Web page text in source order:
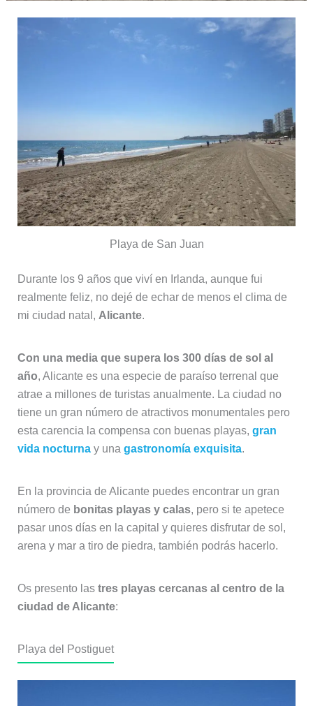
Playa de San Juan
Durante los 9 años que viví en Irlanda, aunque fui
realmente feliz, no dejé de echar de menos el clima de
mi ciudad natal, Alicante.
Con una media que supera los 300 días de sol al
año, Alicante es una especie de paraíso terrenal que
atrae a millones de turistas anualmente. La ciudad no
tiene un gran número de atractivos monumentales pero
esta carencia la compensa con buenas playas, gran
vida nocturnay una gastronomía exquisita.
En la provincia de Alicante puedes encontrar un gran
número de bonitas playas y calas, pero si te apetece
pasar unos días en la capital y quieres disfrutar de sol,
arena y mar a tiro de piedra, también podrás hacerlo.
Os presento las tres playas cercanas al centro de la
ciudad de Alicante:
Playa del Postiguet